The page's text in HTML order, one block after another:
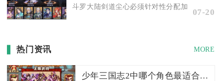
斗罗大陆剑道尘心必须针对性分配加点来提升
07-20
热门资讯 MORE
少年三国志2中哪个角色最适合单挑pk